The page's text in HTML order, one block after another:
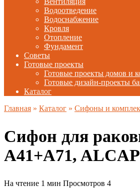
Водоотведение
Водоснабжение
Кровля
Отопление
Фундамент
Советы
Готовые проекты
Готовые проекты домов и
Готовые дизайн-проекты
Каталог
Главная » Каталог » Сифоны и
Сифон для
A41+A71,
На чтение 1 мин Просмотров 4